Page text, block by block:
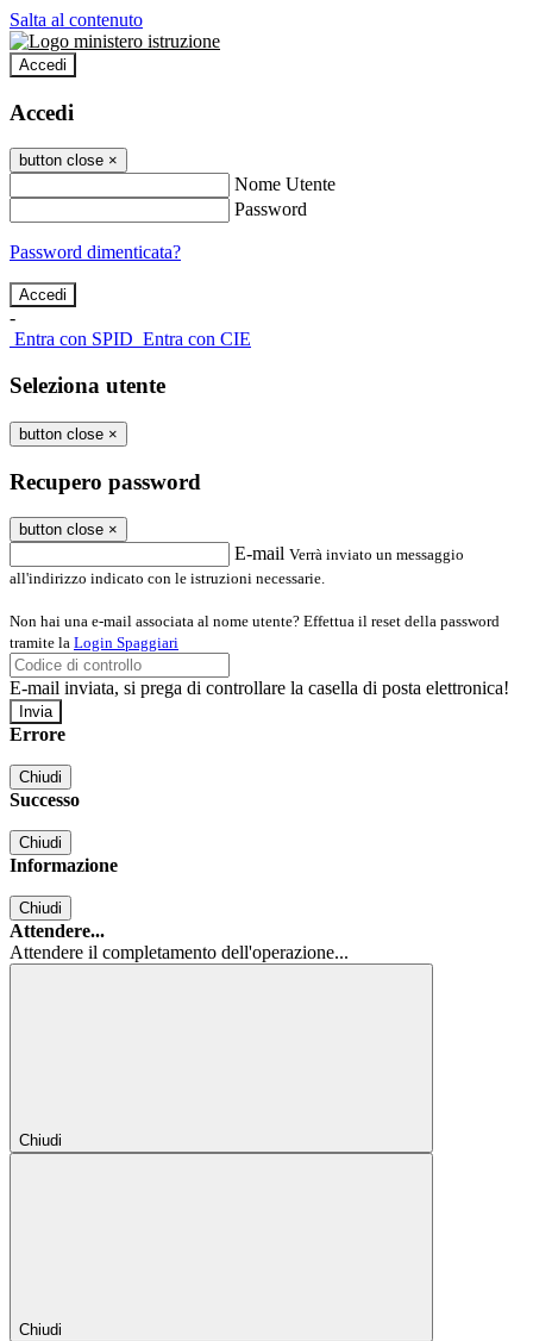
Salta al contenuto
Accedi
Accedi
button close ×
Nome Utente
Password
Password dimenticata?
-
Entra con SPID Entra con CIE
Seleziona utente
button close ×
Recupero password
button close ×
E-mail Verrà inviato un messaggio
all'indirizzo indicato con le istruzioni necessarie.
Non hai una e-mail associata al nome utente? Effettua il reset della password
tramite la Login Spaggiari
E-mail inviata, si prega di controllare la casella di posta elettronica!
Errore
Chiudi
Successo
Chiudi
Informazione
Chiudi
Attendere...
Attendere il completamento dell'operazione...
Chiudi
Chiudi